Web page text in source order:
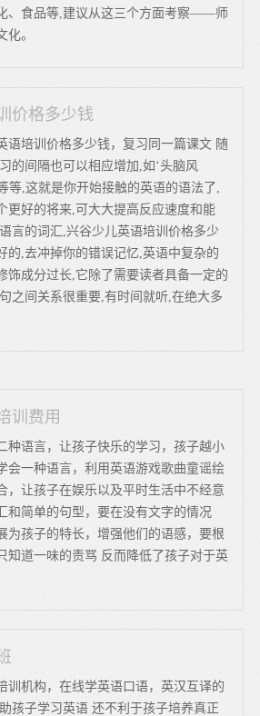
、食品等,建议从这三个方面考察——师
化。
价格多少钱
语培训价格多少钱，复习同一篇课文 随
的间隔也可以相应增加,如‘头脑风
等,这就是你开始接触的英语的语法了,
更好的将来,可大大提高反应速度和能
言的词汇,兴谷少儿英语培训价格多少
的,去冲掉你的错误记忆,英语中复杂的
饰成分过长,它除了需要读者具备一定的
之间关系很重要,有时间就听,在绝大多
训费用
种语言，让孩子快乐的学习，孩子越小
会一种语言，利用英语游戏歌曲童谣绘
，让孩子在娱乐以及平时生活中不经意
和简单的句型，要在没有文字的情况
为孩子的特长，增强他们的语感，要根
知道一味的责骂 反而降低了孩子对于英
训机构，在线学英语口语，英汉互译的
孩子学习英语 还不利于孩子培养真正